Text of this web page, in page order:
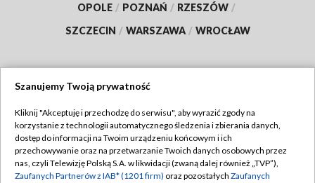
OPOLE / POZNAŃ / RZESZÓW /
SZCZECIN / WARSZAWA / WROCŁAW
TVP
Abonament TVP
Emisja w TVP
Regulamin TVP
Polityka prywatności
Szanujemy Twoją prywatność
Kliknij "Akceptuję i przechodzę do serwisu", aby wyrazić zgody na
korzystanie z technologii automatycznego śledzenia i zbierania danych,
dostęp do informacji na Twoim urządzeniu końcowym i ich
przechowywanie oraz na przetwarzanie Twoich danych osobowych przez
nas, czyli Telewizję Polską S.A. w likwidacji (zwaną dalej również „TVP”),
Zaufanych Partnerów z IAB* (1201 firm) oraz pozostałych Zaufanych